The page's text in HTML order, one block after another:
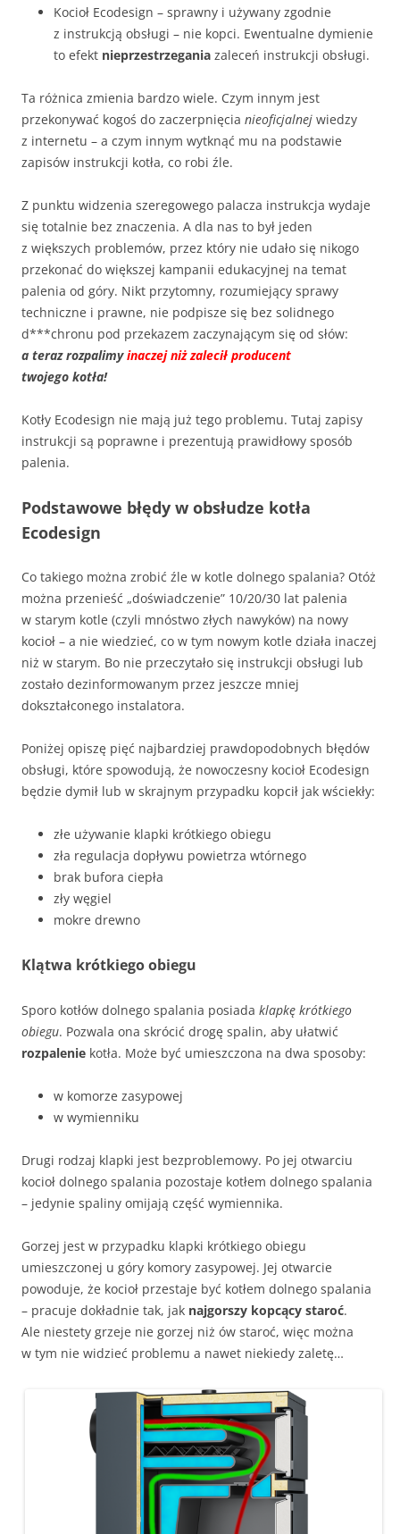
Kocioł Ecodesign – sprawny i używany zgodnie
z instrukcją obsługi – nie kopci. Ewentualne dymienie
to efekt nieprzestrzegania zaleceń instrukcji obsługi.
Ta różnica zmienia bardzo wiele. Czym innym jest
przekonywać kogoś do zaczerpnięcia nieoficjalnej wiedzy
z internetu – a czym innym wytknąć mu na podstawie
zapisów instrukcji kotła, co robi źle.
Z punktu widzenia szeregowego palacza instrukcja wydaje
się totalnie bez znaczenia. A dla nas to był jeden
z większych problemów, przez który nie udało się nikogo
przekonać do większej kampanii edukacyjnej na temat
palenia od góry. Nikt przytomny, rozumiejący sprawy
techniczne i prawne, nie podpisze się bez solidnego
d***chronu pod przekazem zaczynającym się od słów:
a teraz rozpalimyinaczej niż zalecił producent
twojego kotła!
Kotły Ecodesign nie mają już tego problemu. Tutaj zapisy
instrukcji są poprawne i prezentują prawidłowy sposób
palenia.
Podstawowe błędy w obsłudze kotła
Ecodesign
Co takiego można zrobić źle w kotle dolnego spalania? Otóż
można przenieść „doświadczenie” 10/20/30 lat palenia
w starym kotle (czyli mnóstwo złych nawyków) na nowy
kocioł – a nie wiedzieć, co w tym nowym kotle działa inaczej
niż w starym. Bo nie przeczytało się instrukcji obsługi lub
zostało dezinformowanym przez jeszcze mniej
dokształconego instalatora.
Poniżej opiszę pięć najbardziej prawdopodobnych błędów
obsługi, które spowodują, że nowoczesny kocioł Ecodesign
będzie dymił lub w skrajnym przypadku kopcił jak wściekły:
złe używanie klapki krótkiego obiegu
zła regulacja dopływu powietrza wtórnego
brak bufora ciepła
zły węgiel
mokre drewno
Klątwa krótkiego obiegu
Sporo kotłów dolnego spalania posiada klapkę krótkiego
obiegu. Pozwala ona skrócić drogę spalin, aby ułatwić
rozpalenie kotła. Może być umieszczona na dwa sposoby:
w komorze zasypowej
w wymienniku
Drugi rodzaj klapki jest bezproblemowy. Po jej otwarciu
kocioł dolnego spalania pozostaje kotłem dolnego spalania
– jedynie spaliny omijają część wymiennika.
Gorzej jest w przypadku klapki krótkiego obiegu
umieszczonej u góry komory zasypowej. Jej otwarcie
powoduje, że kocioł przestaje być kotłem dolnego spalania
– pracuje dokładnie tak, jak najgorszy kopcący staroć.
Ale niestety grzeje nie gorzej niż ów staroć, więc można
w tym nie widzieć problemu a nawet niekiedy zaletę…